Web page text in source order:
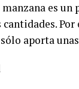
es
Por
aporta